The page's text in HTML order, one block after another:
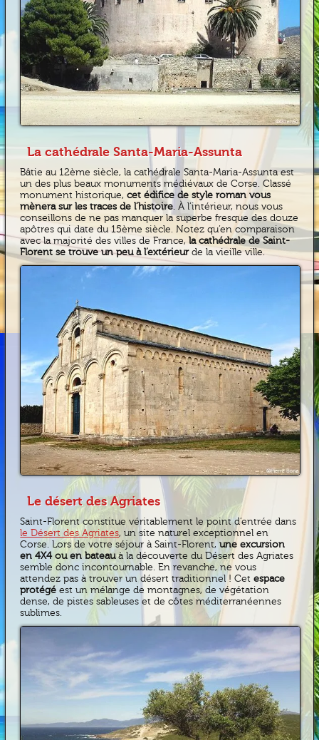
La cathédrale Santa-Maria-Assunta
Bâtie au 12ème siècle, la cathédrale Santa-Maria-Assunta est
un des plus beaux monuments médiévaux de Corse. Classé
monument historique,cet édifice de style roman vous
mènera sur les traces de l’histoire. À l’intérieur, nous vous
conseillons de ne pas manquer la superbe fresque des douze
apôtres qui date du 15ème siècle. Notez qu’en comparaison
avec la majorité des villes de France,la cathédrale de Saint-
Florent se trouve un peu à l’extérieurde la vieille ville.
Le désert des Agriates
Saint-Florent constitue véritablement le point d’entrée dans
le Désert des Agriates, un site naturel exceptionnel en
Corse. Lors de votre séjour à Saint-Florent,une excursion
en 4X4 ou en bateauà la découverte du Désert des Agriates
semble donc incontournable. En revanche, ne vous
attendez pas à trouver un désert traditionnel ! Cet espace
protégé est un mélange de montagnes, de végétation
dense, de pistes sableuses et de côtes méditerranéennes
sublimes.